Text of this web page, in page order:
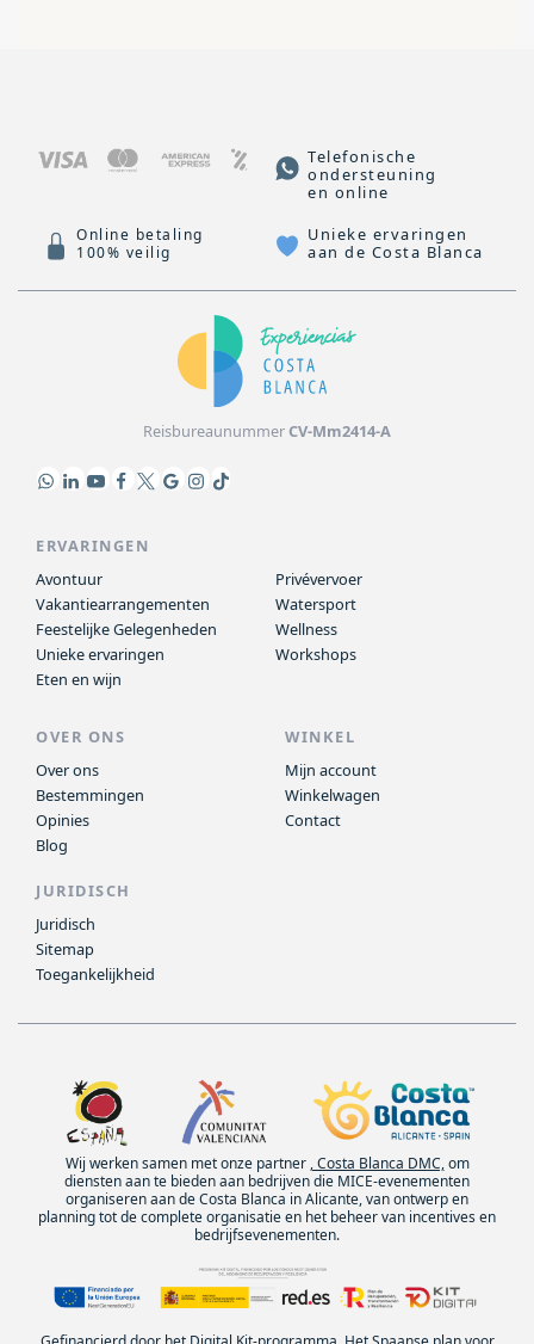
Telefonische
ondersteuning
en online
Online betaling
100% veilig
Unieke ervaringen
aan de Costa Blanca
ReisbureaunummerCV-Mm2414-A
ERVARINGEN
Avontuur
Vakantiearrangementen
Feestelijke Gelegenheden
Unieke ervaringen
Eten en wijn
Privévervoer
Watersport
Wellness
Workshops
OVER ONS
Over ons
Bestemmingen
Opinies
Blog
WINKEL
Mijn account
Winkelwagen
Contact
JURIDISCH
Juridisch
Sitemap
Toegankelijkheid
Wij werken samen met onze partner , Costa Blanca DMC,om
diensten aan te bieden aan bedrijven die MICE-evenementen
organiseren aan de Costa Blanca in Alicante, van ontwerp en
planning tot de complete organisatie en het beheer van incentives en
bedrijfsevenementen.